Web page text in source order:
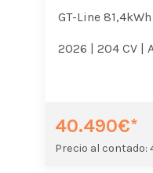
GT-Line
2026 | 204 CV |
40.490€*
Precio al contado: